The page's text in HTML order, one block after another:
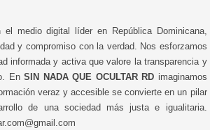
el medio digital líder en República Dominicana,
y compromiso con la verdad. Nos esforzamos
informada y activa que valore la transparencia y
EnSIN NADA QUE OCULTAR RD imaginamos
veraz y accesible se convierte en un pilar
de una sociedad más justa e igualitaria.